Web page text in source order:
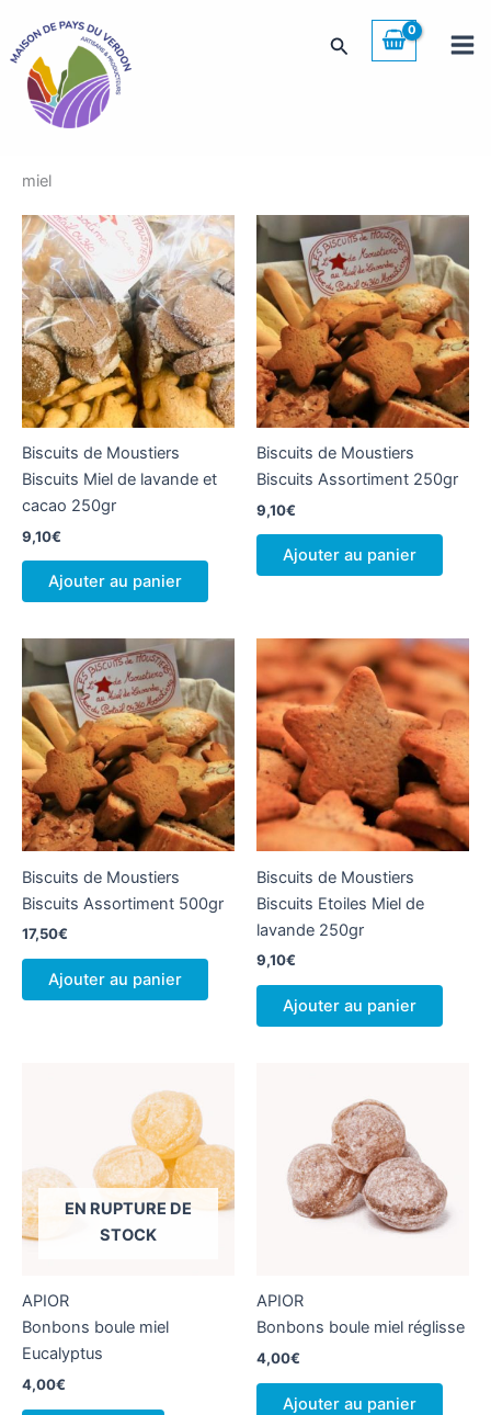
contenu
Rechercher
miel
Biscuits de Moustiers
Biscuits Miel de lavande et
cacao 250gr
9,10€
Ajouter au panier
Biscuits de Moustiers
Biscuits Assortiment 250gr
9,10€
Ajouter au panier
Biscuits de Moustiers
Biscuits Assortiment 500gr
17,50€
Ajouter au panier
Biscuits de Moustiers
Biscuits Etoiles Miel de
lavande 250gr
9,10€
Ajouter au panier
EN RUPTURE DE
STOCK
APIOR
Bonbons boule miel
Eucalyptus
4,00€
APIOR
Bonbons boule miel réglisse
4,00€
Ajouter au panier